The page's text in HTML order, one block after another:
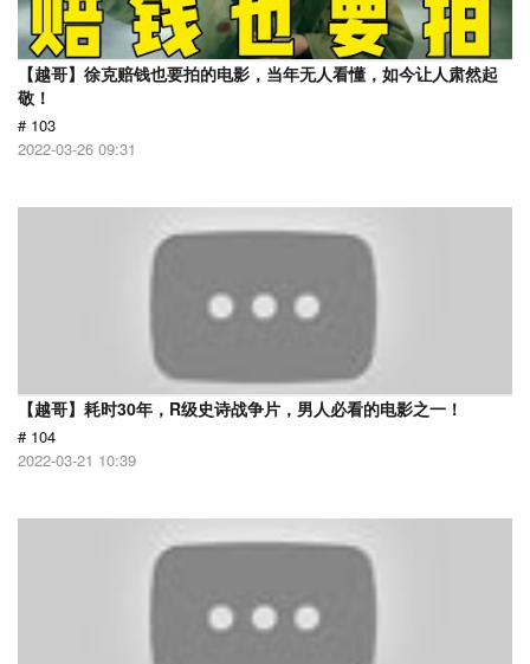
【越哥】徐克赔钱也要拍的电影，当年无人看懂，如今让人肃然起
敬！
# 103
2022-03-26 09:31
【越哥】耗时30年，R级史诗战争片，男人必看的电影之一！
# 104
2022-03-21 10:39